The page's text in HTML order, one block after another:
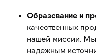
Образование и
качественных
нашей миссии. Мы
надежным